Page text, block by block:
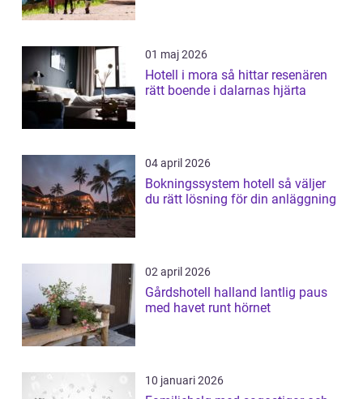
01 maj 2026
Hotell i mora så hittar resenären
rätt boende i dalarnas hjärta
04 april 2026
Bokningssystem hotell så väljer
du rätt lösning för din anläggning
02 april 2026
Gårdshotell halland lantlig paus
med havet runt hörnet
10 januari 2026